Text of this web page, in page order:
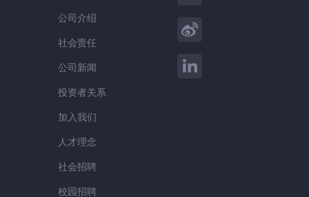
公司介绍
社会责任
公司新闻
投资者关系
加入我们
人才理念
社会招聘
校园招聘